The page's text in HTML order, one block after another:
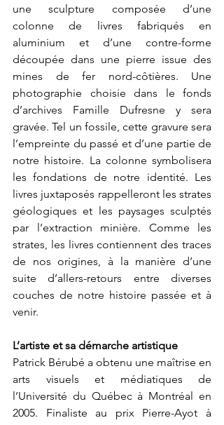
une sculpture composée d’une
colonne de livres fabriqués en
aluminium et d’une contre-forme
découpée dans une pierre issue des
mines de fer nord-côtières. Une
photographie choisie dans le fonds
d’archives Famille Dufresne y sera
gravée. Tel un fossile, cette gravure sera
l’empreinte du passé et d’une partie de
notre histoire. La colonne symbolisera
les fondations de notre identité. Les
livres juxtaposés rappelleront les strates
géologiques et les paysages sculptés
par l’extraction minière. Comme les
strates, les livres contiennent des traces
de nos origines, à la manière d’une
suite d’allers-retours entre diverses
couches de notre histoire passée et à
venir.
L’artiste et sa démarche artistique
Patrick Bérubé a obtenu une maîtrise en
arts visuels et médiatiques de
l’Université du Québec à Montréal en
2005. Finaliste au prix Pierre-Ayot à